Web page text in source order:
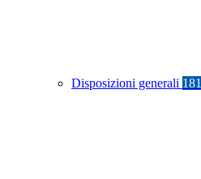
Disposizioni generali 181